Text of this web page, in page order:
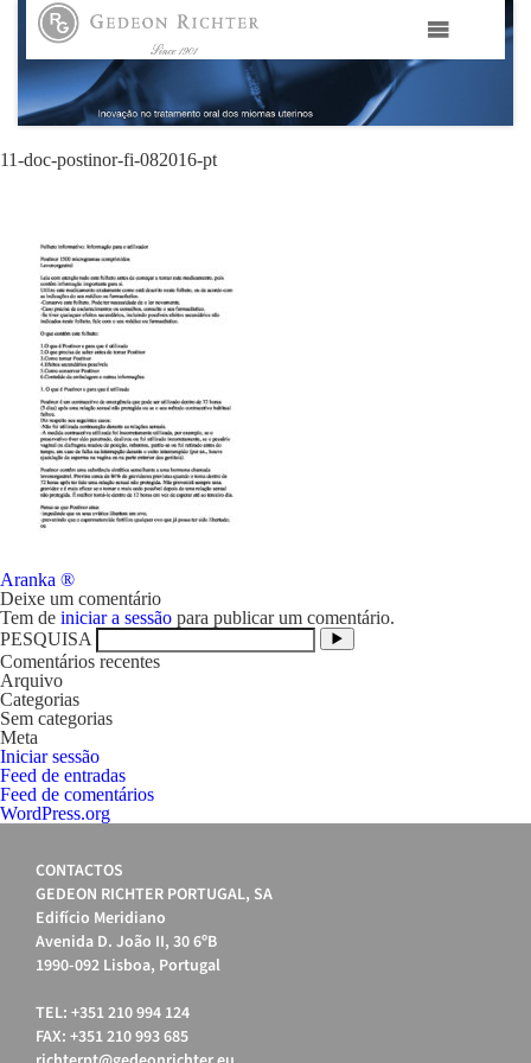
HOME
GEDEON RICHTER PORTUGAL
ÁREAS TERAPÊUTICAS
MEDIA
CONTACTOS
FAMA
11-doc-postinor-fi-082016-pt
Navegação
de
artigos
Aranka ®
Deixe um comentário
Tem de iniciar a sessão para publicar um comentário.
PESQUISA
Comentários recentes
Arquivo
Categorias
Sem categorias
Meta
Iniciar sessão
Feed de entradas
Feed de comentários
WordPress.org
CONTACTOS
GEDEON RICHTER PORTUGAL, SA
Edifício Meridiano
Avenida D. João II, 30 6ºB
1990-092 Lisboa, Portugal
TEL: +351 210 994 124
FAX: +351 210 993 685